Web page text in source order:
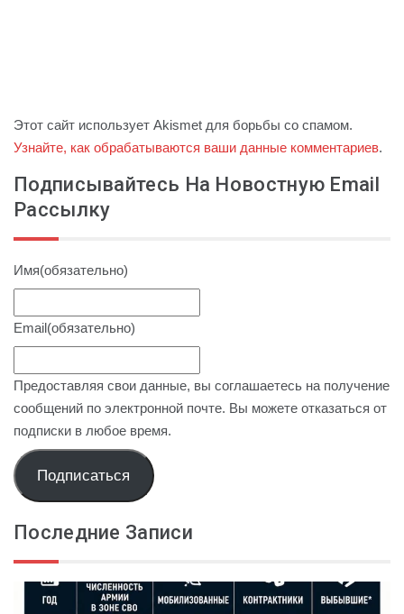
Этот сайт использует Akismet для борьбы со спамом.
Узнайте, как обрабатываются ваши данные комментариев.
Подписывайтесь На Новостную Email
Рассылку
Имя(обязательно)
Email(обязательно)
Предоставляя свои данные, вы соглашаетесь на получение
сообщений по электронной почте. Вы можете отказаться от
подписки в любое время.
Подписаться
Последние Записи